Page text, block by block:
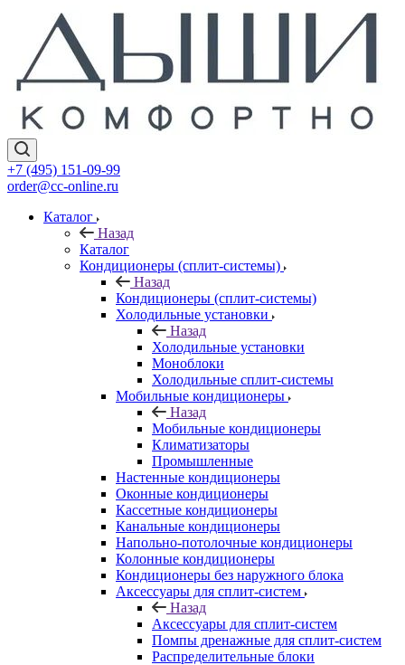
+7 (495) 151-09-99
order@cc-online.ru
Каталог
Назад
Каталог
Кондиционеры (сплит-системы)
Назад
Кондиционеры (сплит-системы)
Холодильные установки
Назад
Холодильные установки
Моноблоки
Холодильные сплит-системы
Мобильные кондиционеры
Назад
Мобильные кондиционеры
Климатизаторы
Промышленные
Настенные кондиционеры
Оконные кондиционеры
Кассетные кондиционеры
Канальные кондиционеры
Напольно-потолочные кондиционеры
Колонные кондиционеры
Кондиционеры без наружного блока
Аксессуары для сплит-систем
Назад
Аксессуары для сплит-систем
Помпы дренажные для сплит-систем
Распределительные блоки